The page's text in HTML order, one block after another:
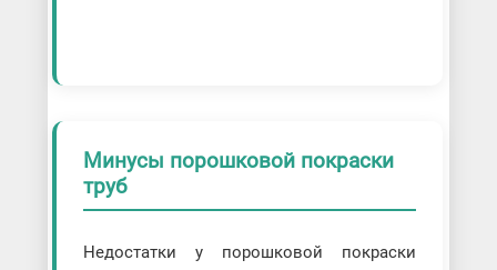
Минусы порошковой покраски
труб
Недостатки у порошковой покраски